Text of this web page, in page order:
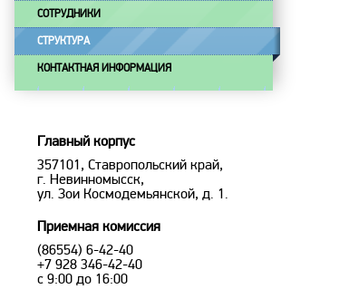
СОТРУДНИКИ
СТРУКТУРА
КОНТАКТНАЯ ИНФОРМАЦИЯ
Главный корпус
357101, Ставропольский край,
г. Невинномысск,
ул. Зои Космодемьянской, д. 1.
Приемная комиссия
(86554) 6-42-40
+7 928 346-42-40
с 9:00 до 16:00